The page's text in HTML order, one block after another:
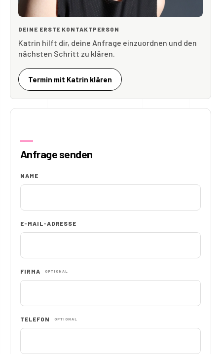
DEINE ERSTE KONTAKTPERSON
Katrin hilft dir, deine Anfrage einzuordnen und den
nächsten Schritt zu klären.
Termin mit Katrin klären
Anfrage senden
NAME
E-MAIL-ADRESSE
FIRMA OPTIONAL
TELEFON OPTIONAL